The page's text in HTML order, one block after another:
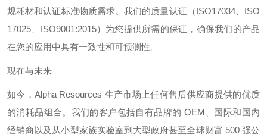
规耗材和认证标准物质需求。我们的质量认证（ISO17034、 ISO
17025
ISO9001:2015）为您提供所需的保证，确保我们的产品
在您的应用中具有一致性和可预测性。
现在与未来
如今， Alpha Resources 生产市场上任何售后供应商提供的优质
的消耗品组合。我们的客户包括自有品牌的 OEM 、国际和国内
经销商以及从小型家族实验室到大型政府甚至全球财富 500 强公